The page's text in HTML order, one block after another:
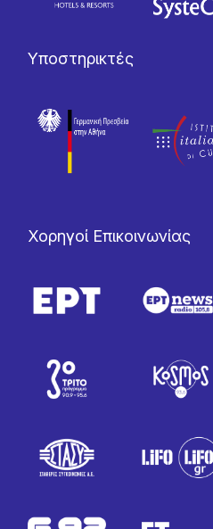
Υποστηρικτές
Χορηγοί Επικοινωνίας